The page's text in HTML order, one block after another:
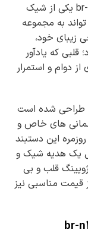
دستبند زنانه ژوپینگ قلب و بی نهایت br-n349 یکی از شیک
به مجموعه
زیبای خود،
قلبی که یادآور
دوام و استمرار
طراحی شده است
های خاص و
این دستبند
یک هدیه شیک و
ژوپینگ قلب و بی
قیمت مناسبی نیز